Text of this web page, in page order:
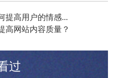
提高用户的情感...
高网站内容质量？
过